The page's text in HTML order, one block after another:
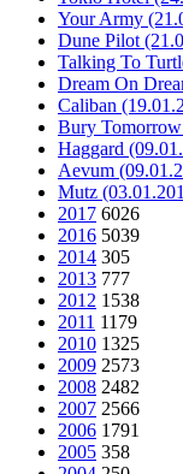
Your Army
Dune Pilot
Talking To
Dream On
Caliban
Bury
Haggard
Aevum
Mutz
2017 6026
2016 5039
2014 305
2013 777
2012 1538
2011 1179
2010 1325
2009 2573
2008 2482
2007 2566
2006 1791
2005 358